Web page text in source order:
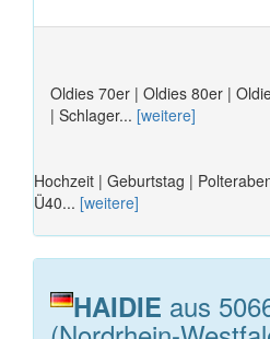
Oldies 70er | Oldies 80er |
| Schlager... [weitere]
Hochzeit | Geburtstag |
Ü40... [weitere]
HAIDIE aus